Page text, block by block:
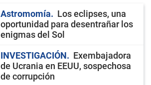
Astromomía
Los eclipses, una
oportunidad para desentrañar los
enigmas del Sol
INVESTIGACIÓN
Exembajadora
de Ucrania en EEUU, sospechosa
de corrupción